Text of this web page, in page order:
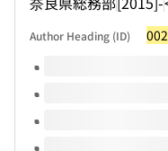
Author Heading (ID)
Volumes of this title